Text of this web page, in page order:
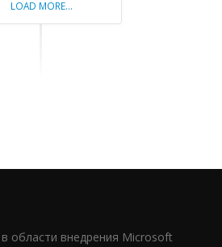
LOAD MORE...
области внедрения Microsoft